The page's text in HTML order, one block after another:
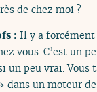
de chez moi ?
:Il y a
vous. C’est un
un peu vrai. Vous
dans un moteur